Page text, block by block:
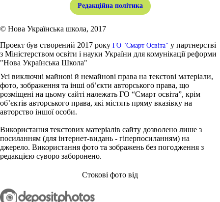
Редакційна політика
© Нова Українська школа, 2017
Проект був створений 2017 року ГО "Смарт Освіта" у партнерстві
з Міністерством освіти і науки України для комунікації реформи
"Нова Українська Школа"
Усі виключні майнові й немайнові права на текстові матеріали,
фото, зображення та інші об’єкти авторського права, що
розміщені на цьому сайті належать ГО “Смарт освіта”, крім
об’єктів авторського права, які містять пряму вказівку на
авторство іншої особи.
Використання текстових матеріалів сайту дозволено лише з
посиланням (для інтернет-видань - гіперпосиланням) на
джерело. Використання фото та зображень без погодження з
редакцією суворо заборонено.
Стокові фото від